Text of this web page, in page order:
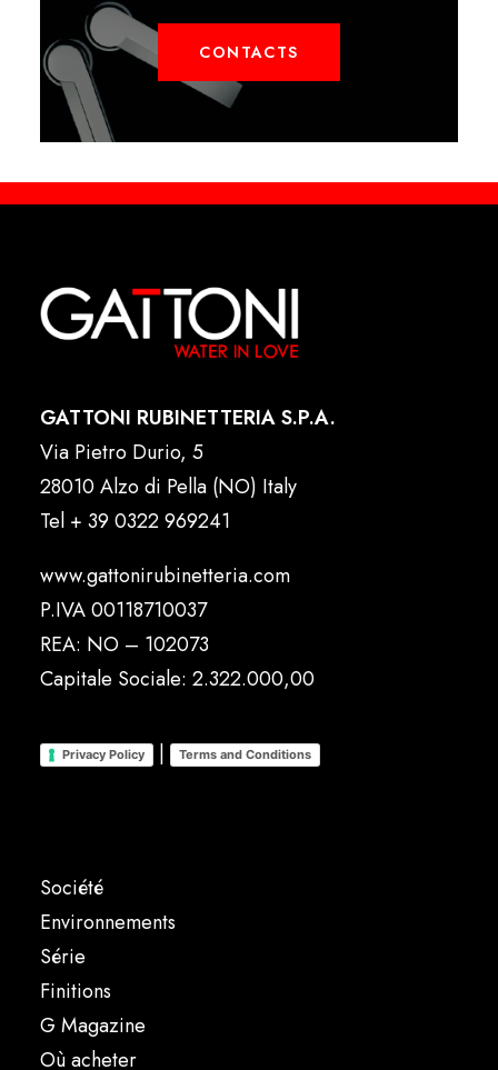
CONTACTS
GATTONI RUBINETTERIA S.P.A.
Via Pietro Durio, 5
28010 Alzo di Pella (NO) Italy
Tel + 39 0322 969241
www.gattonirubinetteria.com
P.IVA 00118710037
REA: NO – 102073
Capitale Sociale: 2.322.000,00
Privacy Policy | Terms and Conditions
Société
Environnements
Série
Finitions
G Magazine
Où acheter